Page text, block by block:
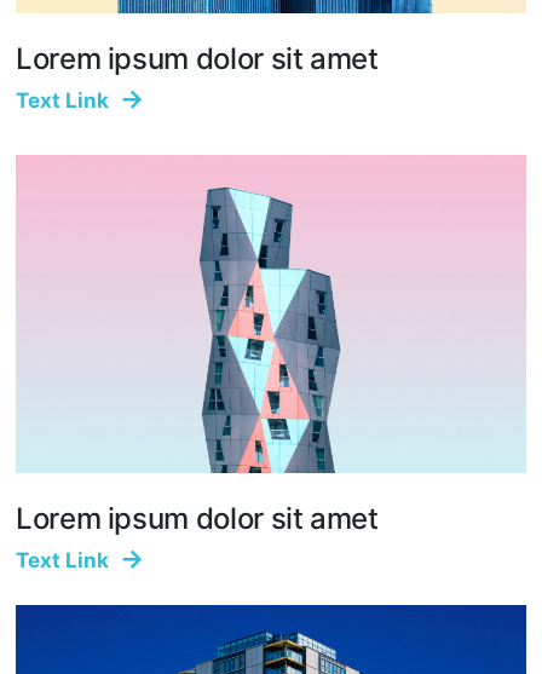
Lorem ipsum dolor sit amet
Text Link
Lorem ipsum dolor sit amet
Text Link